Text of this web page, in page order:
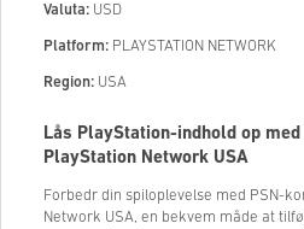
Valuta: USD
Platform: PLAYSTATION NETWORK
Region: USA
Lås PlayStation-indhold op
PlayStation Network USA
Forbedr din spiloplevelse med PSN-
Network USA, en bekvem måde at